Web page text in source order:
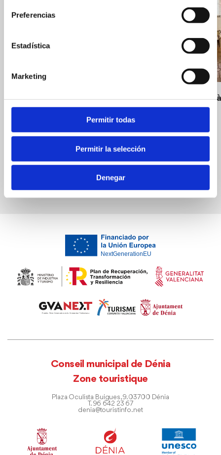
Preferencias
Estadística
Marketing
Permitir todas
Permitir la selección
Denegar
Cuisine espagnole
Nou Romà
Conseil municipal de Dénia
Zone touristique
Plaza Oculista Buigues, 9. 03700 Dénia
T. 96 642 23 67
denia@touristinfo.net